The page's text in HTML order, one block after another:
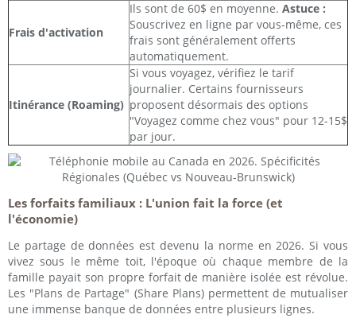
Frais d'activation
Ils sont de 60$ en moyenne. Astuce :
Souscrivez en ligne par vous-même, ces
frais sont généralement offerts
automatiquement.
Itinérance (Roaming)
Si vous voyagez, vérifiez le tarif
journalier. Certains fournisseurs
proposent désormais des options
"Voyagez comme chez vous" pour 12-15$
par jour.
Les forfaits familiaux : L'union fait la force (et
l'économie)
Le partage de données est devenu la norme en 2026. Si vous
vivez sous le même toit, l'époque où chaque membre de la
famille payait son propre forfait de manière isolée est révolue.
Les "Plans de Partage" (Share Plans) permettent de mutualiser
une immense banque de données entre plusieurs lignes.